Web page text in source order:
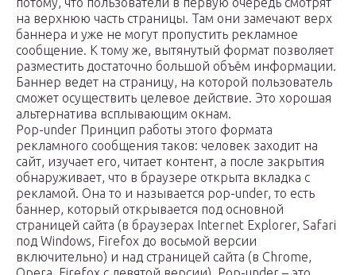
на верхнюю часть страницы. Там они замечают верх
баннера и уже не могут пропустить рекламное
сообщение. К тому же, вытянутый формат позволяет
разместить достаточно большой объём информации.
Баннер ведет на страницу, на которой пользователь
сможет осуществить целевое действие. Это хорошая
альтернатива всплывающим окнам.
Рop-under Принцип работы этого формата
рекламного сообщения таков: человек заходит на
сайт, изучает его, читает контент, а после закрытия
обнаруживает, что в браузере открыта вкладка с
рекламой. Она то и называется pop-under, то есть
баннер, который открывается под основной
страницей сайта (в браузерах Internet Explorer, Safari
под Windows, Firefox до восьмой версии
включительно) и над страницей сайта (в Chrome,